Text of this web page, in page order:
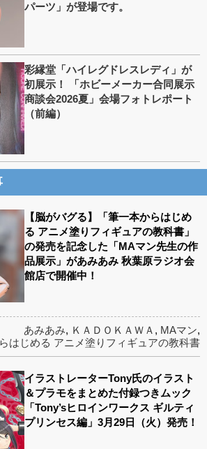
パーツ」が登場です。
彩縁堂「ハイレグドレスレディ」が
初展示！ 「ホビーメーカー合同展示
商談会2026夏」会場フォトレポート
（前編）
【脳がバグる】「筆一本からはじめ
る アニメ塗りフィギュアの教科書」
の発売を記念した「MAマン先生の作
品展示」があみあみ 秋葉原ラジオ会
館店で開催中！
あみあみ, ＫＡＤＯＫＡＷＡ , MAマン,
はじめる アニメ塗りフィギュアの教科書
イラストレーターTony氏のイラスト
＆プラモをまとめた付録つきムック
「Tony’sヒロインワークス ギルティ
プリンセス編」3月29日（火）発売！